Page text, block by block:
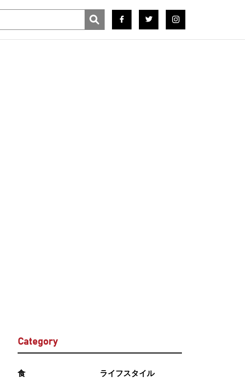
Category
食 ライフスタイル